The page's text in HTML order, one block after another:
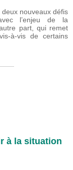
deux nouveaux défis
l’enjeu de la
part, qui remet
à-vis de certains
à la situation